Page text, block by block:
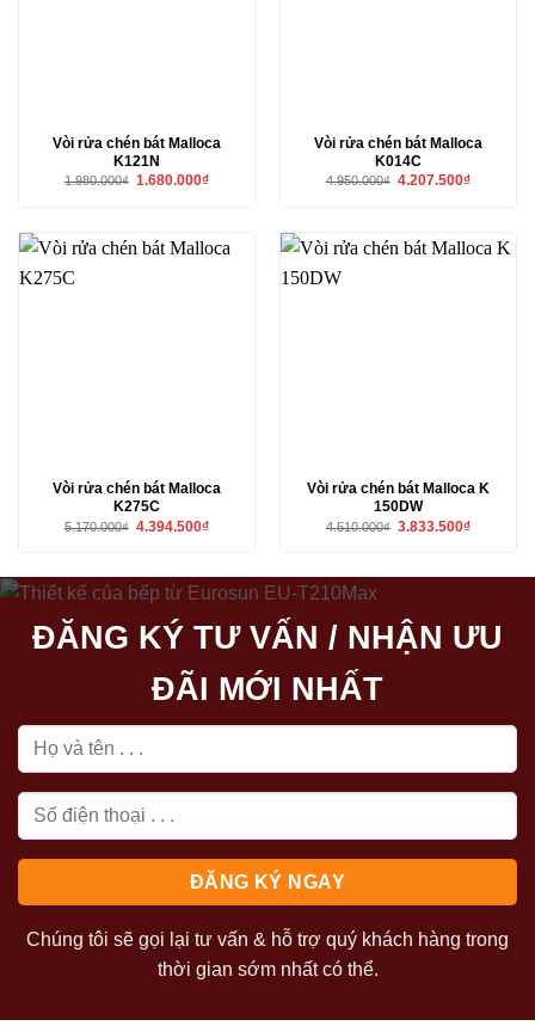
Vòi rửa chén bát Malloca
K121N
1.980.000₫ Giá
1.680.000₫Giá
Vòi rửa chén bát Malloca
K014C
4.950.000₫ Giá
4.207.500₫Giá
Vòi rửa chén bát Malloca
K275C
5.170.000₫ Giá
4.394.500₫Giá
4.394.500₫.
Vòi rửa chén bát Malloca K
150DW
4.510.000₫ Giá
3.833.500₫Giá
ĐĂNG KÝ TƯ VẤN / NHẬN ƯU
ĐÃI MỚI NHẤT
Chúng tôi sẽ gọi lại tư vấn & hỗ trợ quý khách hàng trong
thời gian sớm nhất có thể.